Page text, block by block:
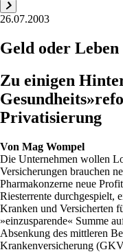
26.07.2003
Geld oder Leben
Zu einigen
Privatisierung
Von Mag Wompel
Die Unternehmen wollen
Versicherungen brauchen
Pharmakonzerne neue
Riesterrente durchgespielt,
Kranken und Versicherten
»einzusparende« Summe
Absenkung des mittleren
Krankenversicherung